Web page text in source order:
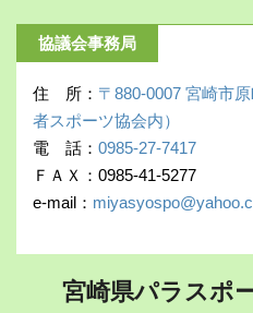
協議会事務局
住 所： 〒880-0007 宮崎市
者スポーツ協会内）
電 話： 0985-27-7417
ＦＡＸ：0985-41-5277
e-mail：
宮崎県パラスポ